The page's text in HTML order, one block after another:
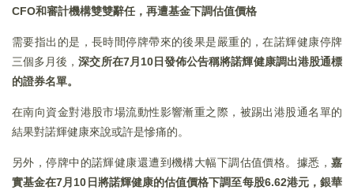
CFO和審計機構雙雙辭任，再遭基金下調估值價格
需要指出的是，長時間停牌帶來的後果是嚴重的，在諾輝健康停牌
三個多月後，深交所在7月10日發佈公告稱將諾輝健康調出港股通標
的證券名單。‍‍
在南向資金對港股市場流動性影響漸重之際，被踢出港股通名單的
結果對諾輝健康來說或許是慘痛的。
另外，停牌中的諾輝健康還遭到機構大幅下調估值價格。據悉， 嘉
實基金在7月10 日將諾輝健康的估值價格下調至每股6.62港元，銀華